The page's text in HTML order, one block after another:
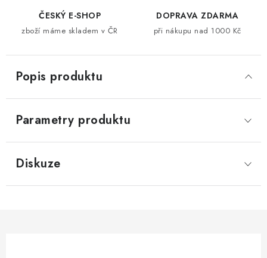
ČESKÝ E-SHOP
zboží máme skladem v ČR
DOPRAVA ZDARMA
při nákupu nad 1000 Kč
Popis produktu
Parametry produktu
Diskuze